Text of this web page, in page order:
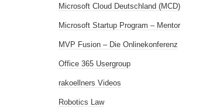
Microsoft Cloud Deutschland (MCD)
Microsoft Startup Program – Mentor
MVP Fusion – Die Onlinekonferenz
Office 365 Usergroup
rakoellners Videos
Robotics Law